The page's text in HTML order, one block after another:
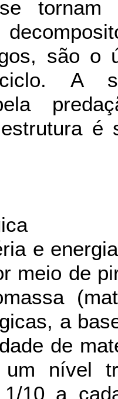
tornam
são o
A
é
e
meio de
a
de
um nível
10 a